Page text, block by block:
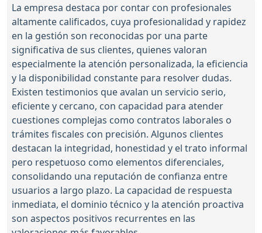
La empresa destaca por contar con profesionales
altamente calificados, cuya profesionalidad y rapidez
en la gestión son reconocidas por una parte
significativa de sus clientes, quienes valoran
especialmente la atención personalizada, la eficiencia
y la disponibilidad constante para resolver dudas.
Existen testimonios que avalan un servicio serio,
eficiente y cercano, con capacidad para atender
cuestiones complejas como contratos laborales o
trámites fiscales con precisión. Algunos clientes
destacan la integridad, honestidad y el trato informal
pero respetuoso como elementos diferenciales,
consolidando una reputación de confianza entre
usuarios a largo plazo. La capacidad de respuesta
inmediata, el dominio técnico y la atención proactiva
son aspectos positivos recurrentes en las